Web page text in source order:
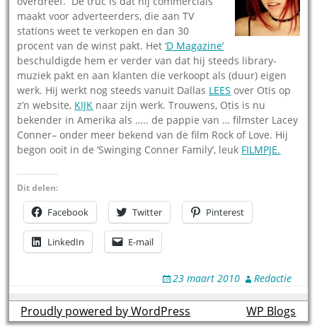
maakt voor adverteerders, die aan TV
stations weet te verkopen en dan 30
procent van de winst pakt. Het‘D Magazine’
beschuldigde hem er verder van dat hij steeds library-
muziek pakt en aan klanten die verkoopt als (duur) eigen
werk. Hij werkt nog steeds vanuit Dallas LEES over Otis op
z’n website, KIJK naar zijn werk. Trouwens, Otis is nu
bekender in Amerika als ….. de pappie van … filmster Lacey
Conner– onder meer bekend van de film Rock of Love. Hij
begon ooit in de ‘Swinging Conner Family’, leuk FILMPJE.
Dit delen:
Facebook Twitter Pinterest
LinkedIn E-mail
23 maart 2010 Redactie
Proudly powered by WordPress theme byWP Blogs